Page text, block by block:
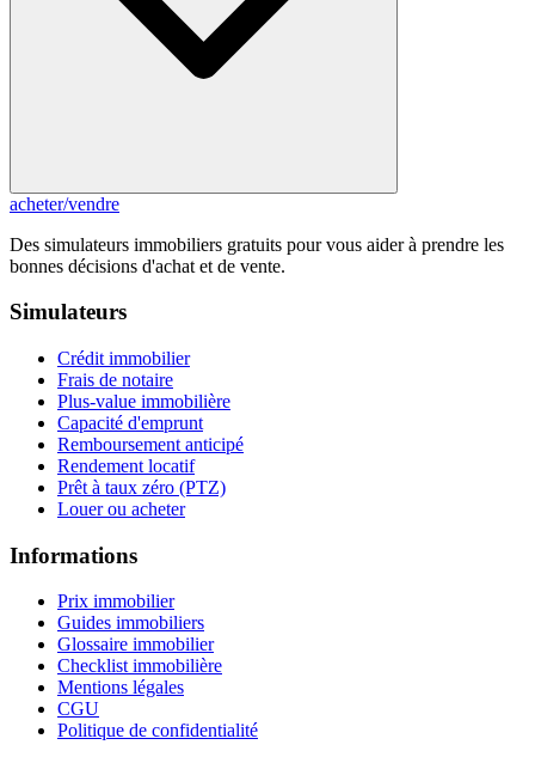
acheter/vendre
Des simulateurs immobiliers gratuits pour vous aider à prendre les
bonnes décisions d'achat et de vente.
Simulateurs
Crédit immobilier
Frais de notaire
Plus-value immobilière
Capacité d'emprunt
Remboursement anticipé
Rendement locatif
Prêt à taux zéro (PTZ)
Louer ou acheter
Informations
Prix immobilier
Guides immobiliers
Glossaire immobilier
Checklist immobilière
Mentions légales
CGU
Politique de confidentialité